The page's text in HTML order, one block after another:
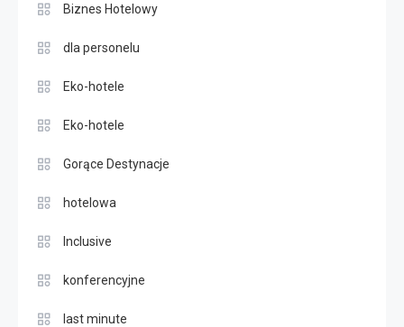
Biznes Hotelowy
dla personelu
Eko-hotele
Eko-hotele
Gorące Destynacje
hotelowa
Inclusive
konferencyjne
last minute